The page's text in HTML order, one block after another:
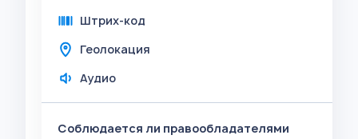
Штрих-код
Геолокация
Аудио
Соблюдается ли правообладателями